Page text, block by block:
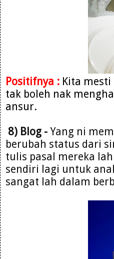
Positifnya : Kita
tak boleh nak
ansur.
8) Blog - Yang ni
berubah status dari
tulis pasal mereka
sendiri lagi untuk
sangat lah dalam